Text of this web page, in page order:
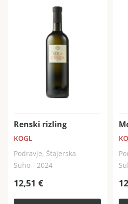
Renski rizling
KOGL
Podravje, Štajerska
Suho - 2024
12,51 €